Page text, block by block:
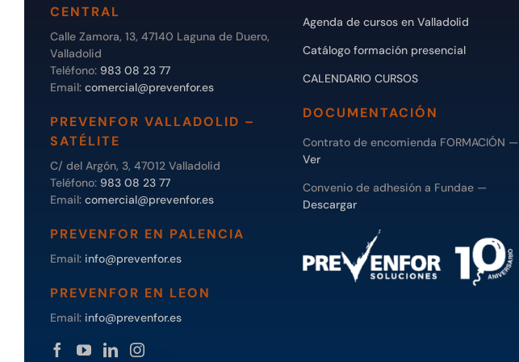
CENTRAL
Calle Zamora, 13, 47140 Laguna de Duero,
Valladolid
Teléfono: 983 08 23 77
Email: comercial@prevenfor.es
PREVENFOR VALLADOLID –
SATÉLITE
C/ del Argón, 3, 47012 Valladolid
Teléfono: 983 08 23 77
Email: comercial@prevenfor.es
PREVENFOR EN PALENCIA
Email: info@prevenfor.es
PREVENFOR EN LEON
Email: info@prevenfor.es
Agenda de cursos en Valladolid
Catálogo formación presencial
CALENDARIO CURSOS
DOCUMENTACIÓN
Contrato de encomienda FORMACIÓN —
Ver
Convenio de adhesión a Fundae —
Descargar